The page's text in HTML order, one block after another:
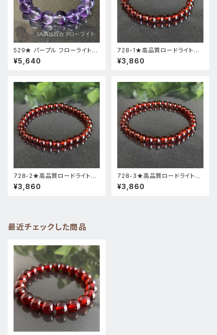
529★ パープル フローライト【
高品質 ・ 高透明度 】天然石 パ
ワーストーン ブレスレット 新品
¥5,640
728-1★高品質ロードライトガ
ーネット★天然石ブレスレットパ
ワーストーン新品
¥3,860
728-2★高品質ロードライトガ
ーネット★天然石ブレスレットパ
ワーストーン新品
¥3,860
728-3★高品質ロードライトガ
ーネット★天然石ブレスレットパ
ワーストーン新品
¥3,860
最近チェックした商品